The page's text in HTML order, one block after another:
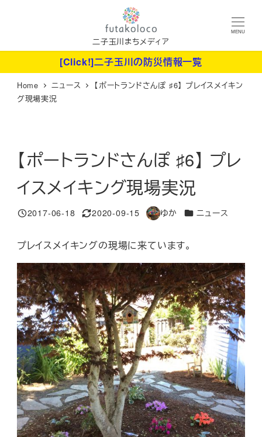
ン
二子玉川まちメディア
MENU
[Click!]二子玉川の防災情報一覧
Home ニュース
【ポートランドさんぽ ♯6】 プレイスメイキン
グ現場実況
【ポートランドさんぽ ♯6】 プレ
イスメイキング現場実況
投稿日
2017-06-18
更新日
2020-09-15
著
ゆか カテゴリー
ニュース
プレイスメイキングの現場に来ています。